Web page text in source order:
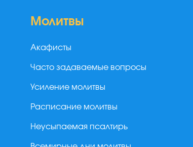
Молитвы
Акафисты
Часто задаваемые вопросы
Усиление молитвы
Расписание молитвы
Неусыпаемая псалтирь